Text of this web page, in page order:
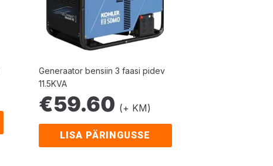
Generaator bensiin 3 faasi pidev
11.5KVA
€59.60 (+ KM)
LISA PÄRINGUSSE